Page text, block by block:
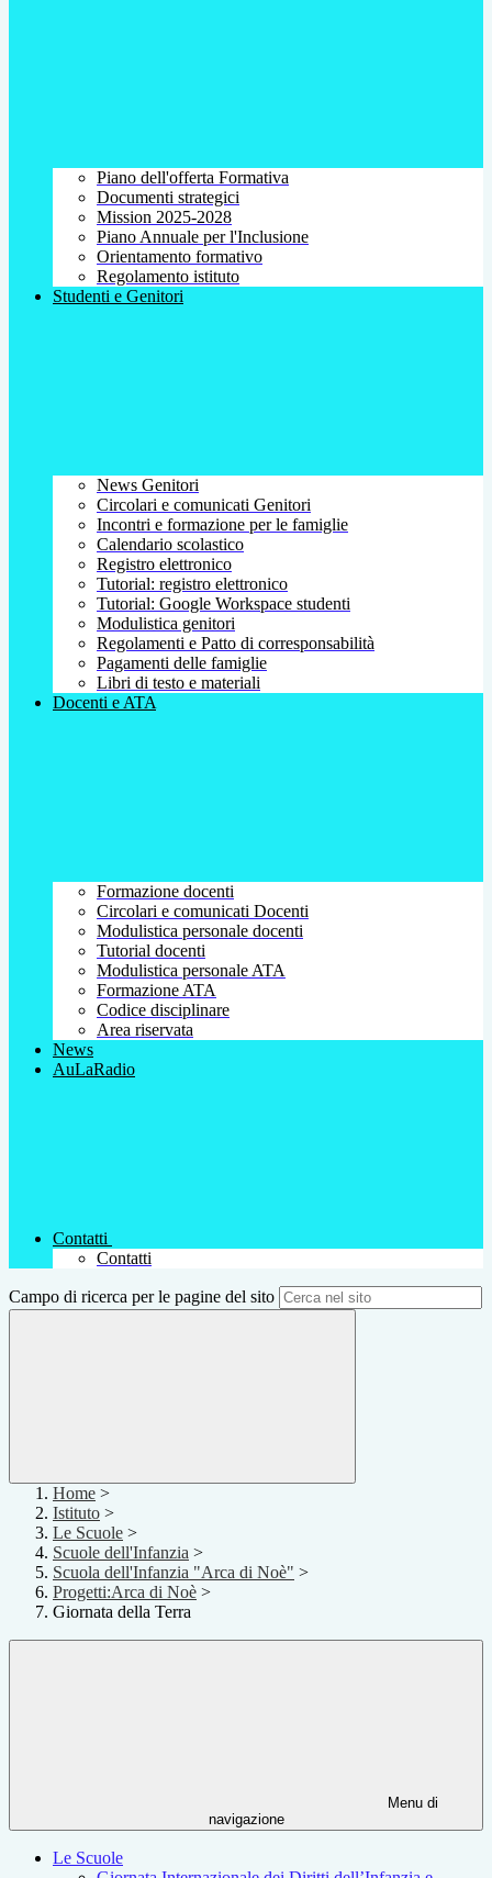
Piano dell'offerta Formativa
Documenti strategici
Mission 2025-2028
Piano Annuale per l'Inclusione
Orientamento formativo
Regolamento istituto
Studenti e Genitori
News Genitori
Circolari e comunicati Genitori
Incontri e formazione per le famiglie
Calendario scolastico
Registro elettronico
Tutorial: registro elettronico
Tutorial: Google Workspace studenti
Modulistica genitori
Regolamenti e Patto di corresponsabilità
Pagamenti delle famiglie
Libri di testo e materiali
Docenti e ATA
Formazione docenti
Circolari e comunicati Docenti
Modulistica personale docenti
Tutorial docenti
Modulistica personale ATA
Formazione ATA
Codice disciplinare
Area riservata
News
AuLaRadio
Contatti
Contatti
Campo di ricerca per le pagine del sito
Home >
Istituto >
Le Scuole >
Scuole dell'Infanzia >
Scuola dell'Infanzia "Arca di Noè" >
Progetti:Arca di Noè >
Giornata della Terra
Menu di
navigazione
Le Scuole